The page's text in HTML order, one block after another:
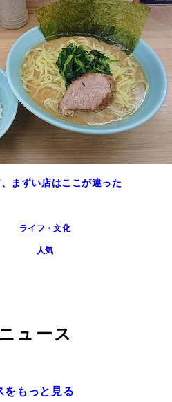
まずい店はここが違った
ライフ・文化
人気
ュース
をもっと見る